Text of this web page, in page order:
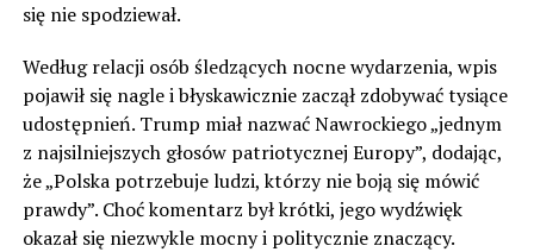
się nie spodziewał.
Według relacji osób śledzących nocne wydarzenia, wpis
pojawił się nagle i błyskawicznie zaczął zdobywać tysiące
udostępnień. Trump miał nazwać Nawrockiego „jednym
z najsilniejszych głosów patriotycznej Europy”, dodając,
że „Polska potrzebuje ludzi, którzy nie boją się mówić
prawdy”. Choć komentarz był krótki, jego wydźwięk
okazał się niezwykle mocny i politycznie znaczący.